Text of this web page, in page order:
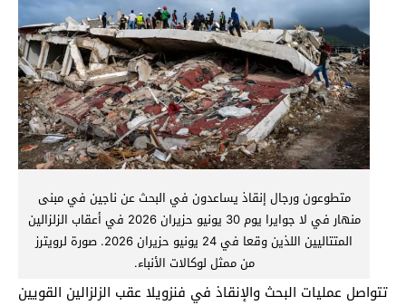
متطوعون ورجال إنقاذ يساعدون في البحث عن ناجين في مبنى
منهار في لا جوايرا يوم 30 يونيو حزيران 2026 في أعقاب الزلزالين
المتتاليين اللذين وقعا في 24 يونيو حزيران 2026. صورة لرويترز
من ممثل لوكالات الأنباء.
تتواصل عمليات البحث والإنقاذ في فنزويلا عقب الزلزالين القويين